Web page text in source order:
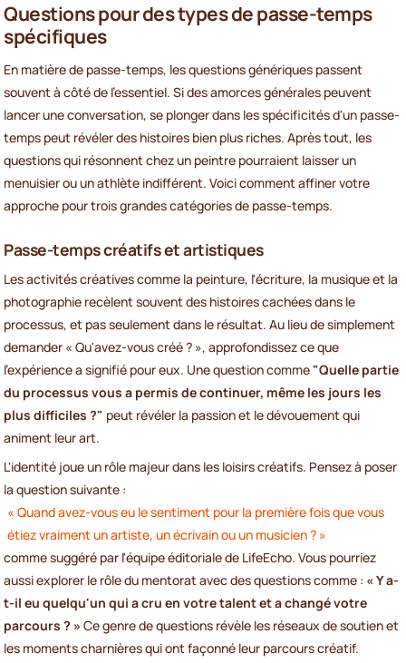
Questions pour des types de passe-temps
spécifiques
En matière de passe-temps, les questions génériques passent
souvent à côté de l'essentiel. Si des amorces générales peuvent
lancer une conversation, se plonger dans les spécificités d'un passe-
temps peut révéler des histoires bien plus riches. Après tout, les
questions qui résonnent chez un peintre pourraient laisser un
menuisier ou un athlète indifférent. Voici comment affiner votre
approche pour trois grandes catégories de passe-temps.
Passe-temps créatifs et artistiques
Les activités créatives comme la peinture, l'écriture, la musique et la
photographie recèlent souvent des histoires cachées dans le
processus, et pas seulement dans le résultat. Au lieu de simplement
demander « Qu'avez-vous créé ? », approfondissez ce que
l'expérience a signifié pour eux. Une question comme"Quelle partie
du processus vous a permis de continuer, même les jours les
plus difficiles ?" peut révéler la passion et le dévouement qui
animent leur art.
L'identité joue un rôle majeur dans les loisirs créatifs. Pensez à poser
la question suivante :
« Quand avez-vous eu le sentiment pour la première fois que vous
étiez vraiment un artiste, un écrivain ou un musicien ? »
comme suggéré par l'équipe éditoriale de LifeEcho. Vous pourriez
aussi explorer le rôle du mentorat avec des questions comme : « Y a-
t-il eu quelqu'un qui a cru en votre talent et a changé votre
parcours ? » Ce genre de questions révèle les réseaux de soutien et
les moments charnières qui ont façonné leur parcours créatif.